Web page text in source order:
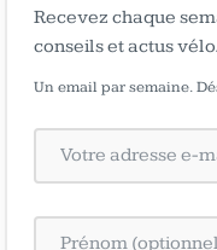
Recevez chaque
conseils et actus
Un email par semaine.